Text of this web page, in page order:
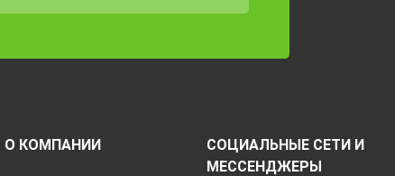
О КОМПАНИИ
СОЦИАЛЬНЫЕ СЕТИ И
МЕССЕНДЖЕРЫ